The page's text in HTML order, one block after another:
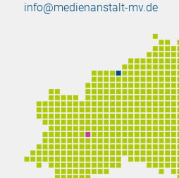
info@medienanstalt-mv.de